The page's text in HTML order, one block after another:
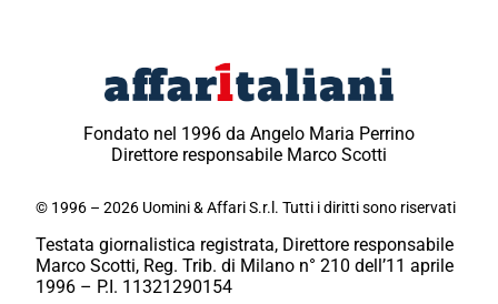
Fondato nel 1996 da Angelo Maria Perrino
Direttore responsabile Marco Scotti
© 1996 – 2026 Uomini & Affari S.r.l. Tutti i diritti sono riservati
Testata giornalistica registrata, Direttore responsabile
Marco Scotti, Reg. Trib. di Milano n° 210 dell’11 aprile
1996 – P.I. 11321290154